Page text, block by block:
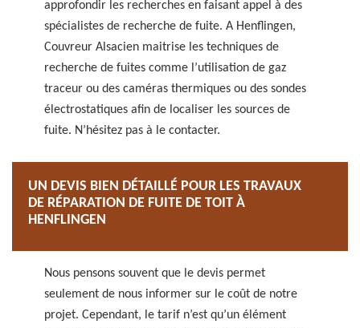
approfondir les recherches en faisant appel à des
spécialistes de recherche de fuite. A Henflingen,
Couvreur Alsacien maitrise les techniques de
recherche de fuites comme l’utilisation de gaz
traceur ou des caméras thermiques ou des sondes
électrostatiques afin de localiser les sources de
fuite. N’hésitez pas à le contacter.
UN DEVIS BIEN DÉTAILLÉ POUR LES TRAVAUX
DE RÉPARATION DE FUITE DE TOIT À
HENFLINGEN
Nous pensons souvent que le devis permet
seulement de nous informer sur le coût de notre
projet. Cependant, le tarif n’est qu’un élément